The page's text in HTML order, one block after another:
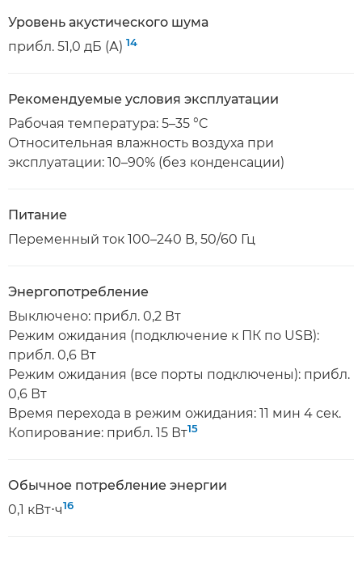
Уровень акустического шума
прибл. 51,0 дБ (А) 14
Рекомендуемые условия эксплуатации
Рабочая температура: 5–35 °C
Относительная влажность воздуха при
эксплуатации: 10–90% (без конденсации)
Питание
Переменный ток 100–240 В, 50/60 Гц
Энергопотребление
Выключено: прибл. 0,2 Вт
Режим ожидания (подключение к ПК по USB):
прибл. 0,6 Вт
Режим ожидания (все порты подключены): прибл.
0,6 Вт
Время перехода в режим ожидания: 11 мин 4 сек.
Копирование: прибл. 15 Вт15
Обычное потребление энергии
0,1 кВт⋅ч16